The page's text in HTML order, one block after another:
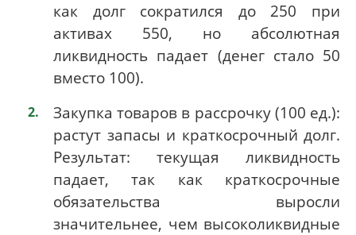
как долг сократился до 250 при
активах 550, но абсолютная
ликвидность падает (денег стало 50
вместо 100).
Закупка товаров в рассрочку (100 ед.):
растут запасы и краткосрочный долг.
Результат: текущая ликвидность
падает, так как краткосрочные
обязательства выросли
значительнее, чем высоколиквидные